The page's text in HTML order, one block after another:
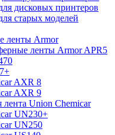
дисковых принтеров
старых моделей
ленты Armor
ленты Armor APR5
AXR 8
AXR 9
лента Union Chemicar
UN230+
UN250